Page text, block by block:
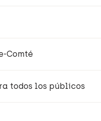
Comté
todos los públicos